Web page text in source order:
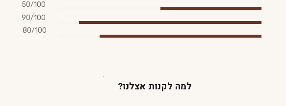
50/100
90/100
80/100
למה לקנות אצלנו?